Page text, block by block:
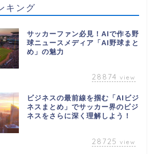
キング
サッカーファン必見！AIで作る野
球ニュースメディア「AI野球まと
め」の魅力
28874 view
ビジネスの最前線を掴む「AIビジ
ネスまとめ」でサッカー界のビジ
ネスをさらに深く理解しよう！
28725 view